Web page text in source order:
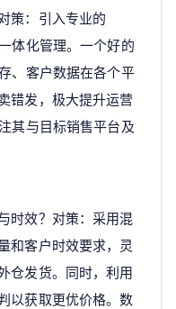
策：引入专业的
体化管理。一个好的
、客户数据在各个平
错发，极大提升运营
其与目标销售平台及
时效？对策：采用混
和客户时效要求，灵
仓发货。同时，利用
以获取更优价格。数